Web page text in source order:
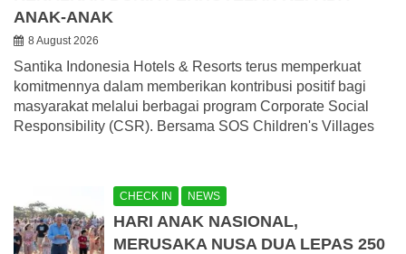
ANAK-ANAK
8 August 2026
Santika Indonesia Hotels & Resorts terus memperkuat
komitmennya dalam memberikan kontribusi positif bagi
masyarakat melalui berbagai program Corporate Social
Responsibility (CSR). Bersama SOS Children's Villages
CHECK IN NEWS
HARI ANAK NASIONAL,
MERUSAKA NUSA DUA LEPAS 250